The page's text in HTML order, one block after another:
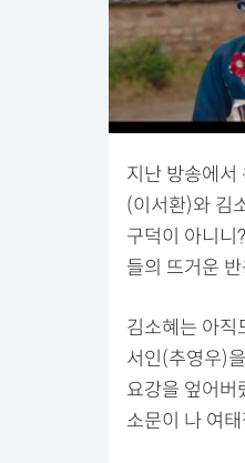
지난 방송에서
(이서환)와 김
구덕이 아니니
들의 뜨거운
김소혜는 아직
서인(추영우)
요강을 엎어버
소문이 나 여